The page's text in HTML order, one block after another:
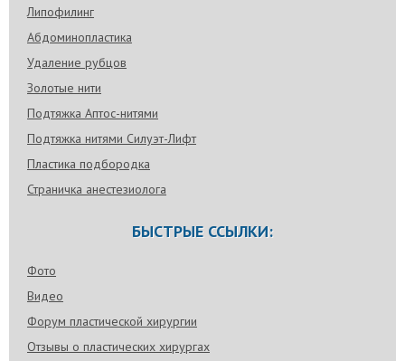
Липофилинг
Абдоминопластика
Удаление рубцов
Золотые нити
Подтяжка Аптос-нитями
Подтяжка нитями Силуэт-Лифт
Пластика подбородка
Страничка анестезиолога
БЫСТРЫЕ ССЫЛКИ:
Фото
Видео
Форум пластической хирургии
Отзывы о пластических хирургах